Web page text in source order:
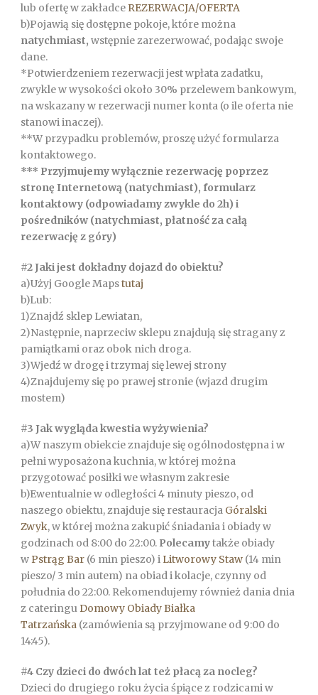
lub ofertę w zakładce REZERWACJA/OFERTA
b)Pojawią się dostępne pokoje, które można
natychmiast, wstępnie zarezerwować, podając swoje
dane.
*Potwierdzeniem rezerwacji jest wpłata zadatku,
zwykle w wysokości około 30% przelewem bankowym,
na wskazany w rezerwacji numer konta (o ile oferta nie
stanowi inaczej).
**W przypadku problemów, proszę użyć formularza
kontaktowego.
*** Przyjmujemy wyłącznie rezerwację poprzez
stronę Internetową (natychmiast), formularz
kontaktowy (odpowiadamy zwykle do 2h) i
pośredników (natychmiast, płatność za całą
rezerwację z góry)
#2 Jaki jest dokładny dojazd do obiektu?
a)Użyj Google Mapstutaj
b)Lub:
1)Znajdź sklep Lewiatan,
2)Następnie, naprzeciw sklepu znajdują się stragany z
pamiątkami oraz obok nich droga.
3)Wjedź w drogę i trzymaj się lewej strony
4)Znajdujemy się po prawej stronie (wjazd drugim
mostem)
#3 Jak wygląda kwestia wyżywienia?
a)W naszym obiekcie znajduje się ogólnodostępna i w
pełni wyposażona kuchnia, w której można
przygotować posiłki we własnym zakresie
b)Ewentualnie w odległości 4 minuty pieszo, od
naszego obiektu, znajduje się restauracja Góralski
Zwyk, w której można zakupić śniadania i obiady w
godzinach od 8:00 do 22:00. Polecamytakże obiady
w Pstrąg Bar (6 min pieszo) i Litworowy Staw (14 min
pieszo/ 3 min autem) na obiad i kolacje, czynny od
południa do 22:00. Rekomendujemy również dania dnia
z cateringuDomowy Obiady Białka
Tatrzańska (zamówienia są przyjmowane od 9:00 do
14:45).
#4 Czy dzieci do dwóch lat też płacą za nocleg?
Dzieci do drugiego roku życia śpiące z rodzicami w